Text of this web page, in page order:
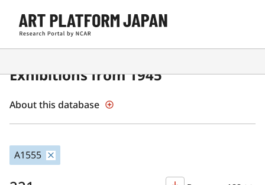
Contemporary Japanese Art
Exhibitions from 1945
About this database
A1555